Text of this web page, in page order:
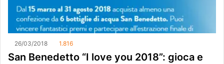
26/03/2018 1.816
San Benedetto “I love you 2018”: gioca e